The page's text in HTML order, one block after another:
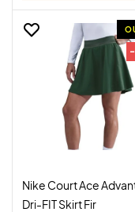
Nike Court Ace
Dri-FIT Skirt Fir